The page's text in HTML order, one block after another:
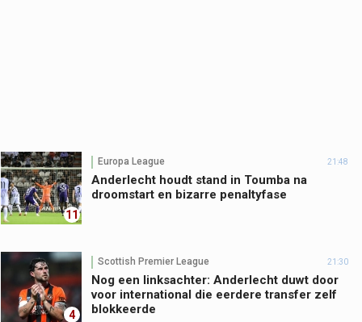
11
Europa League 21:48
Anderlecht houdt stand in Toumba na
droomstart en bizarre penaltyfase
4
Scottish Premier League 21:30
Nog een linksachter: Anderlecht duwt door
voor international die eerdere transfer zelf
blokkeerde